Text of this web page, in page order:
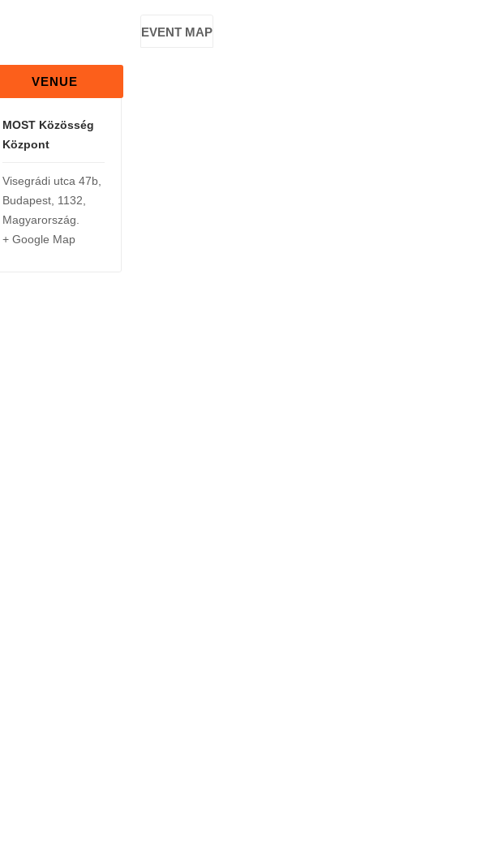
VENUE
MOST Közösség
Központ
Visegrádi utca 47b
Budapest 1132
Magyarország
+ Google Map
EVENT MAP